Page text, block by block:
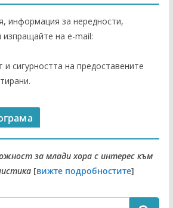
информация за нередности,
изпращайте на е-mail:
сигурността на предоставените
за млади хора с интерес към
[вижте подробностите]